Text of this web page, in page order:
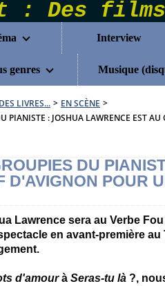
Interview
genres Musique
LIVRES... > EN SCÈNE >
PIANISTE : JOSHUA LAWRENCE EST
DU
D'AVIGNON POUR
Lawrence sera au Verbe
en avant-première
d'amourà Seras-tu là ?,